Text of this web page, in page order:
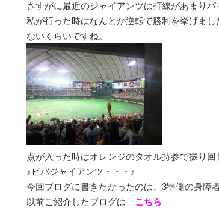
さすがに最近のジャイアンツは打線があまりパ
私が行った時はなんとか逆転で勝利を挙げま
ないくらいですね。
点が入った時はオレンジのタオル持参で振り回
♪ビバジャイアンツ・・・♪
今回ブログに書きたかったのは、3塁側の身障
以前ご紹介したブログは こちら